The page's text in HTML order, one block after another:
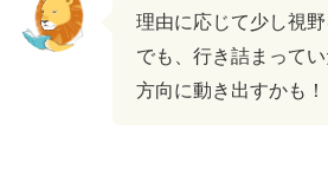
理由に応じて少し視
でも、行き詰まって
方向に動き出すかも！